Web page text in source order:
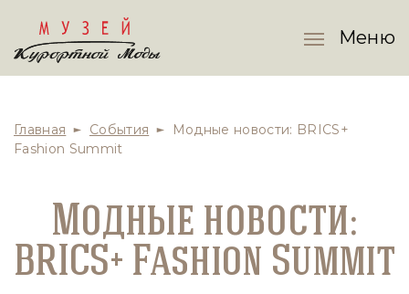
Меню
Главная События
Модные новости: BRICS+
Fashion Summit
Модные новости:
BRICS+ Fashion Summit